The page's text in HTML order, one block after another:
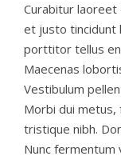
Curabitur laoreet
et justo tincidunt
porttitor tellus
Maecenas
Vestibulum
Morbi dui metus,
tristique nibh.
Nunc fermentum